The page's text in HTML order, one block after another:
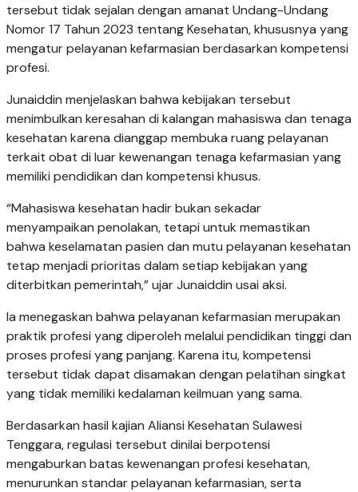
tersebut tidak sejalan dengan amanat Undang-Undang
Nomor 17 Tahun 2023 tentang Kesehatan, khususnya yang
mengatur pelayanan kefarmasian berdasarkan kompetensi
profesi.
Junaiddin menjelaskan bahwa kebijakan tersebut
menimbulkan keresahan di kalangan mahasiswa dan tenaga
kesehatan karena dianggap membuka ruang pelayanan
terkait obat di luar kewenangan tenaga kefarmasian yang
memiliki pendidikan dan kompetensi khusus.
“Mahasiswa kesehatan hadir bukan sekadar
menyampaikan penolakan, tetapi untuk memastikan
bahwa keselamatan pasien dan mutu pelayanan kesehatan
tetap menjadi prioritas dalam setiap kebijakan yang
diterbitkan pemerintah,” ujar Junaiddin usai aksi.
Ia menegaskan bahwa pelayanan kefarmasian merupakan
praktik profesi yang diperoleh melalui pendidikan tinggi dan
proses profesi yang panjang. Karena itu, kompetensi
tersebut tidak dapat disamakan dengan pelatihan singkat
yang tidak memiliki kedalaman keilmuan yang sama.
Berdasarkan hasil kajian Aliansi Kesehatan Sulawesi
Tenggara, regulasi tersebut dinilai berpotensi
mengaburkan batas kewenangan profesi kesehatan,
menurunkan standar pelayanan kefarmasian, serta